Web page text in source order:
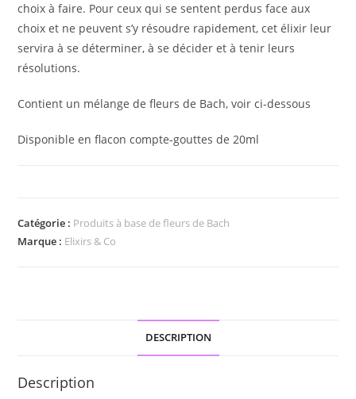
choix à faire. Pour ceux qui se sentent perdus face aux
choix et ne peuvent s’y résoudre rapidement, cet élixir leur
servira à se déterminer, à se décider et à tenir leurs
résolutions.
Contient un mélange de fleurs de Bach, voir ci-dessous
Disponible en flacon compte-gouttes de 20ml
Catégorie : Produits à base de fleurs de Bach
Marque : Elixirs & Co
DESCRIPTION
Description